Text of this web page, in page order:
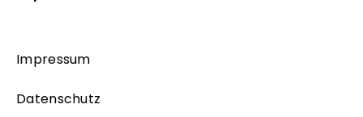
Impressum
Datenschutz